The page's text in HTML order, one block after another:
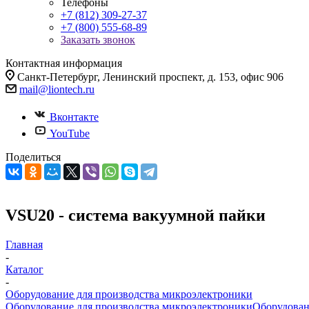
Телефоны
+7 (812) 309-27-37
+7 (800) 555-68-89
Заказать звонок
Контактная информация
Санкт-Петербург, Ленинский проспект, д. 153, офис 906
mail@liontech.ru
Вконтакте
YouTube
Поделиться
VSU20 - система вакуумной пайки
Главная
-
Каталог
-
Оборудование для производства микроэлектроники
Оборудование для производства микроэлектроники